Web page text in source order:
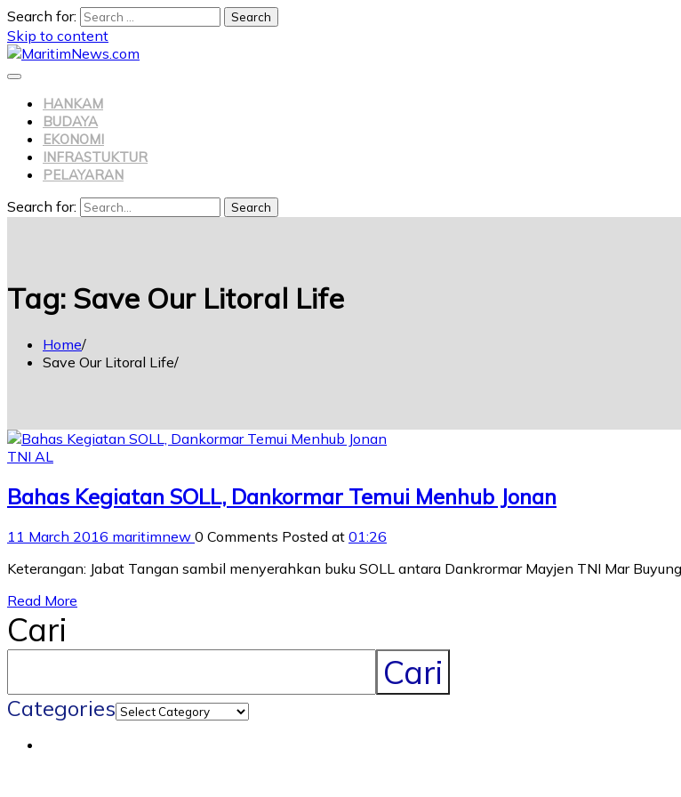
Search for:
Skip to content
HANKAM
BUDAYA
EKONOMI
INFRASTUKTUR
PELAYARAN
Search for: Search
Tag: Save Our Litoral Life
Home
Save Our Litoral Life
TNI AL
Bahas Kegiatan SOLL, Dankormar Temui Menhub Jonan
11 March 2016 maritimnew 0 Comments Posted at 01:26
Keterangan: Jabat Tangan sambil menyerahkan buku SOLL antara Dankrormar Mayjen TNI Mar
Read More
Cari
Cari
Categories